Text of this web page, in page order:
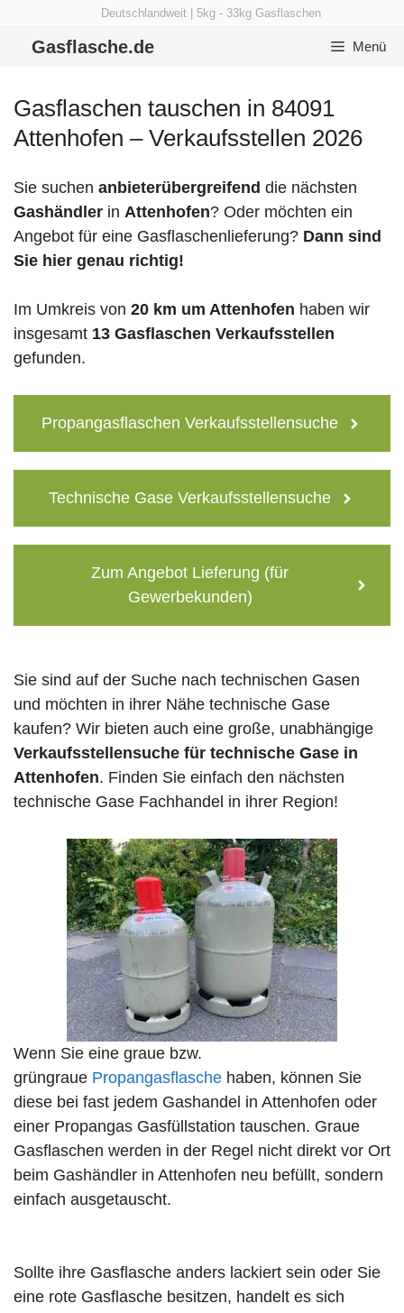
Deutschlandweit | 5kg - 33kg Gasflaschen
Gasflasche.de Menü
Gasflaschen tauschen in 84091
Attenhofen – Verkaufsstellen 2026
Sie suchen anbieterübergreifend die nächsten
Gashändler in Attenhofen? Oder möchten ein
Angebot für eine Gasflaschenlieferung? Dann sind
Sie hier genau richtig!
Im Umkreis von 20 km um Attenhofen haben wir
insgesamt 13 Gasflaschen Verkaufsstellen
gefunden.
Propangasflaschen Verkaufsstellensuche
Technische Gase Verkaufsstellensuche
Zum Angebot Lieferung (für
Gewerbekunden)
Sie sind auf der Suche nach technischen Gasen
und möchten in ihrer Nähe technische Gase
kaufen? Wir bieten auch eine große, unabhängige
Verkaufsstellensuche für technische Gase in
Attenhofen. Finden Sie einfach den nächsten
technische Gase Fachhandel in ihrer Region!
Wenn Sie eine graue bzw.
grüngraue Propangasflasche haben, können Sie
diese bei fast jedem Gashandel in Attenhofen oder
einer Propangas Gasfüllstation tauschen. Graue
Gasflaschen werden in der Regel nicht direkt vor Ort
beim Gashändler in Attenhofen neu befüllt, sondern
einfach ausgetauscht.
Sollte ihre Gasflasche anders lackiert sein oder Sie
eine rote Gasflasche besitzen, handelt es sich